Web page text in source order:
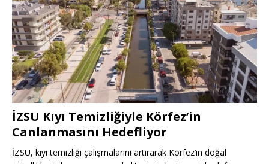
İZSU Kıyı Temizliğiyle Körfez’in
Canlanmasını Hedefliyor
İZSU, kıyı temizliği çalışmalarını artırarak Körfez’in doğal